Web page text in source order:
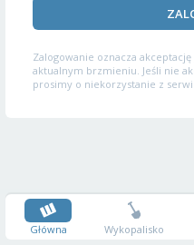
Zalogowanie oznacza akceptację
aktualnym brzmieniu. Jeśli nie
prosimy o niekorzystanie z
Główna Wykopalisko